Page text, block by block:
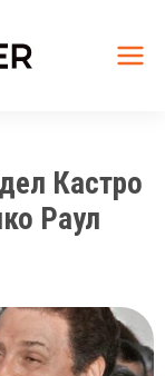
Кастро
Раул